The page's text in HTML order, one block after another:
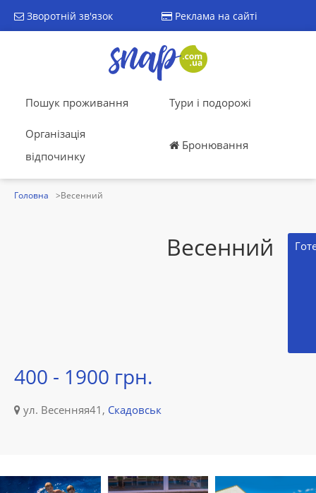
Зворотній зв'язок Реклама на сайті
Пошук проживання Тури і подорожі
Організація
відпочинку
Бронювання
Головна Весенний
Весенний
400 - 1900 грн.
ул. Весенняя41, Скадовськ